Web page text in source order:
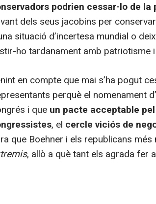
podrien cessar-lo de la
dels seus jacobins per
situació d’incertesa mundial o
ho tardanament amb patriotisme
en compte que mai s’ha pogut
perquè el nomenament
i que un pacte acceptable
, el cercle viciós de
que Boehner i els republicans
, allò a què tant els agrada fer